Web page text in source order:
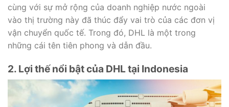
cùng với sự mở rộng của doanh nghiệp nước ngoài
vào thị trường này đã thúc đẩy vai trò của các đơn vị
vận chuyển quốc tế. Trong đó, DHL là một trong
những cái tên tiên phong và dẫn đầu.
2. Lợi thế nổi bật của DHL tại Indonesia